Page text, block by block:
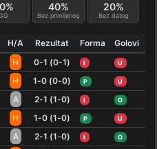
Bez primljenog
40%
Bez datog
20%
H/A Rezultat Forma
Golovi
H 0-1 (0-1) I U
H 1-0 (0-0) P U
A 2-1 (1-0) I O
H 1-0 (1-0) P U
A 2-1 (1-0) I O